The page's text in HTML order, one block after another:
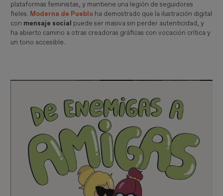
plataformas feministas, y mantiene una legión de seguidores
fieles. Moderna de Pueblo ha demostrado que la ilustración digital
con mensaje social puede ser masiva sin perder autenticidad, y
ha abierto camino a otras creadoras gráficas con vocación crítica y
un tono accesible.